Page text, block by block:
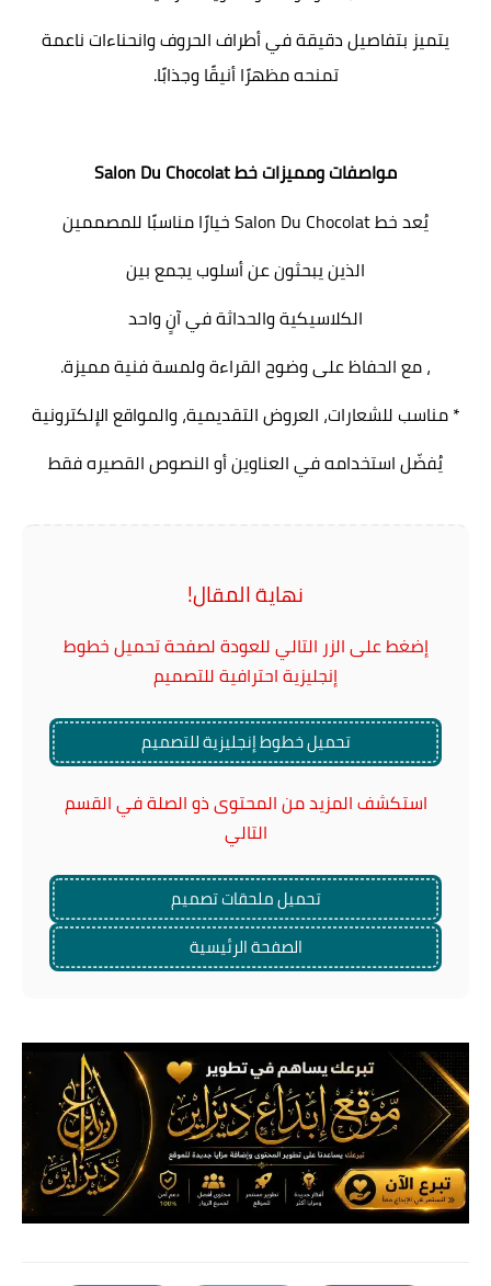
يتميز بتفاصيل دقيقة في أطراف الحروف وانحناءات ناعمة
تمنحه مظهرًا أنيقًا وجذابًا.
مواصفات ومميزات خطSalon Du Chocolat
يُعد خط Salon Du Chocolat خيارًا مناسبًا للمصممين
الذين يبحثون عن أسلوبيجمع بين
الكلاسيكية والحداثة في آنٍ واحد
، مع الحفاظ على وضوح القراءة ولمسة فنية مميزة.
* مناسب للشعارات، العروض التقديمية، والمواقع الإلكترونية
يُفضّل استخدامه في العناوين أو النصوص القصيره فقط
نهاية المقال!
إضغط على الزر التالي للعودة لصفحة تحميل خطوط
إنجليزية احترافية للتصميم
تحميل خطوط إنجليزية للتصميم
استكشف المزيد من المحتوى ذو الصلة في القسم
التالي
تحميل ملحقات تصميم
الصفحة الرئيسية